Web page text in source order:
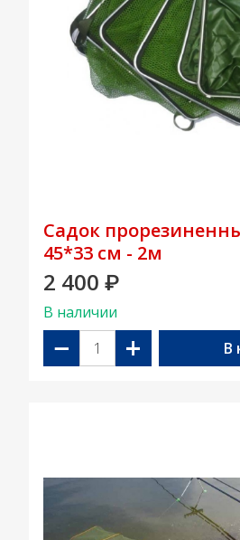
Садок
45*33 см - 2м
2 400 ₽
В наличии
− + В